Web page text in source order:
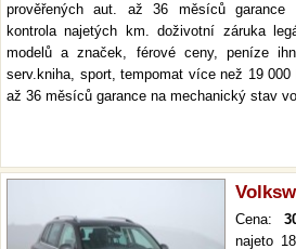
prověřených aut. až 36 měsíců garance
kontrola najetých km. doživotní záruka
modelů a značek, férové ceny, peníze
serv.kniha, sport, tempomat více než 19
až 36 měsíců garance na mechanický stav
Cena:
najeto